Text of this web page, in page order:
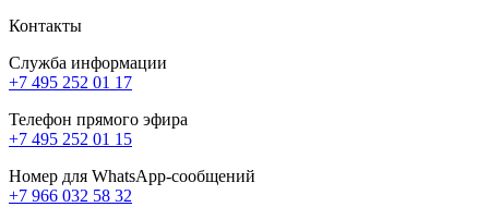
Контакты
Служба информации
+7 495 252 01 17
Телефон прямого эфира
+7 495 252 01 15
Номер для WhatsApp-сообщений
+7 966 032 58 32